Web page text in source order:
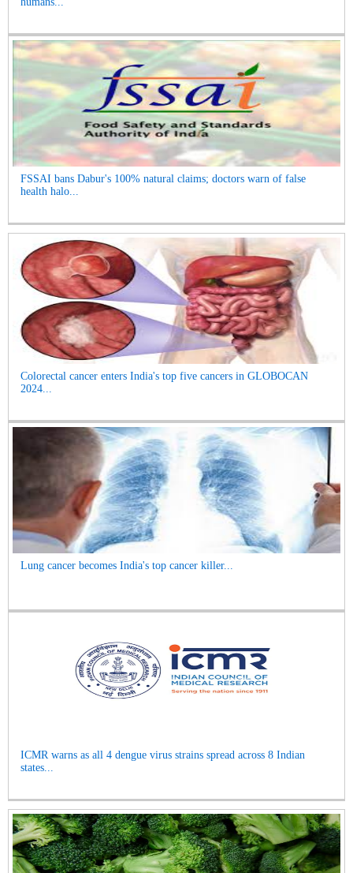
FSSAI bans Dabur's 100% natural claims; doctors warn of false
health halo...
Colorectal cancer enters India's top five cancers in GLOBOCAN
2024...
Lung cancer becomes India's top cancer killer...
ICMR warns as all 4 dengue virus strains spread across 8 Indian
states...